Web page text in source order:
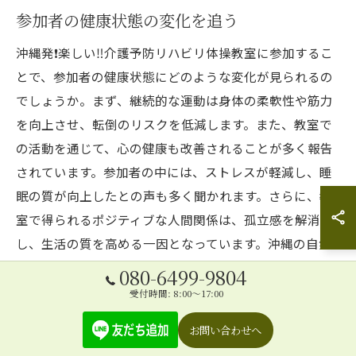
参加者の健康状態の変化を追う
沖縄発❗️楽しい‼️介護予防リハビリ体操教室に参加するこ
とで、参加者の健康状態にどのような変化が見られるの
でしょうか。まず、継続的な運動は身体の柔軟性や筋力
を向上させ、転倒のリスクを低減します。また、教室で
の活動を通じて、心の健康も改善されることが多く報告
されています。参加者の中には、ストレスが軽減し、睡
眠の質が向上したとの声も多く聞かれます。さらに、教
室で得られるポジティブな人間関係は、孤立感を解消
し、生活の質を高める一因となっています。沖縄の自然
環境と楽しいプログラムの組み合わせが、参加者の生活
に多角的な健康効果をもたらしていると言えるでしょ
う。これらの変化は、参加者自身の自信にもつながり、
新しい挑戦への意欲を引き出す力となります。
080-6499-9804
受付時間: 8:00～17:00
お問い合わせへ